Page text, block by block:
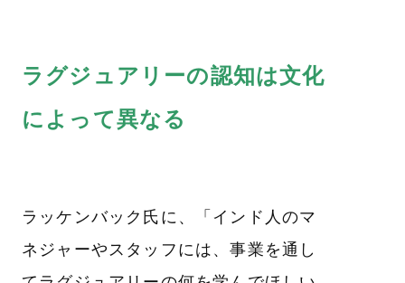
ラグジュアリーの認知は文化
によって異なる
ラッケンバック氏に、「インド人のマ
ネジャーやスタッフには、事業を通し